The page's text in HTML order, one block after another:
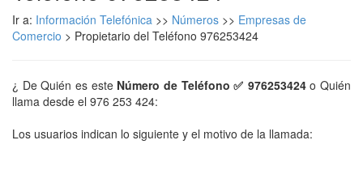
Ir a: Información Telefónica >> Números >> Empresas de
Comercio > Propietario del Teléfono 976253424
¿ De Quién es este Número de Teléfono ✅ 976253424o Quién
llama desde el 976 253 424:
Los usuarios indican lo siguiente y el motivo de la llamada: